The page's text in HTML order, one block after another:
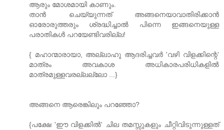
ആരും മോശമായി കാണും.
താൻ ചെയ്യുന്നത്‌ അങ്ങനെയാവാതിരിക്കാൻ
ഓരോരുത്തരും ശ്രദ്ധിച്ചാൽ പിന്നെ ഇങ്ങനെയുള്ള
പരാതികൾ പറയേണ്ടിവരില്ല!
{ മഹാന്മാരായാ, അല്ലാഹു ആദരിച്ചവര്‍ 'വഴി വിളക്കിന്റെ'
മാത്രം അവകാശ അധികാരപരിധികളില്‍
മാത്രമുള്ളവരല്ലല്ലോ ...}
അങ്ങനെ ആരെങ്കിലും പറഞ്ഞോ?
{പക്ഷേ 'ഈ വിളക്കില്‍' ചില തമസ്സുകളും ചീറ്റിവിടുന്നുള്ളത്